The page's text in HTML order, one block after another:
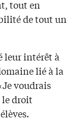
tout en
de tout un
leur intérêt à
lié à la
voudrais
le droit